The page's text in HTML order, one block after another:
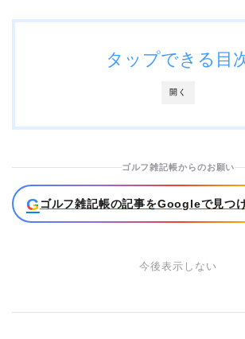
開く
タップできる目
ゴルフ雑記帳からのお願い
G ゴルフ雑記帳の記事をGoogleで見つ
今後表示しない